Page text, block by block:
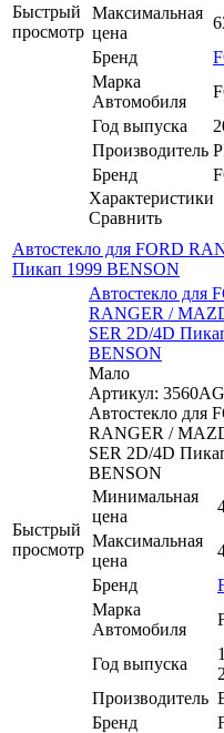
Быстрый
просмотр
Максимальная
цена
Бренд
Марка
Автомобиля
Год выпуска
Производитель
Бренд
Характеристики
Сравнить
Автостекло для FORD
Пикап 1999 BENSON
Быстрый
просмотр
Автостекло для
RANGER /
SER 2D/4D
BENSON
Мало
Артикул:
Автостекло для
RANGER /
SER 2D/4D
BENSON
Минимальная
цена
Максимальная
цена
Бренд
Марка
Автомобиля
Год выпуска
Производитель
Бренд